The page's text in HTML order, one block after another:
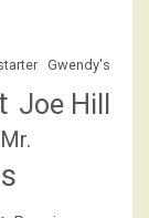
Gwendy's
Joe Hill
Mr.